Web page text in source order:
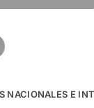
NACIONALES E